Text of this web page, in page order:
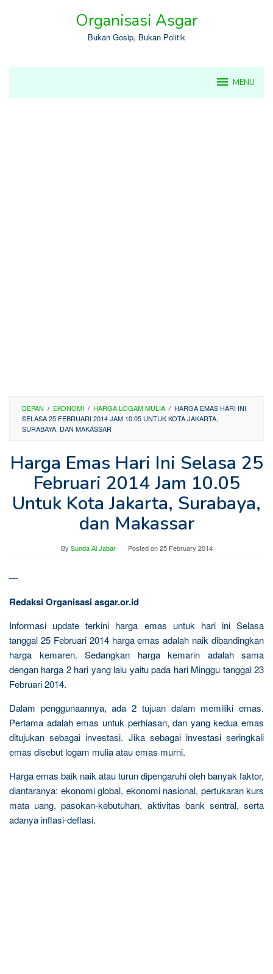
Organisasi Asgar
Bukan Gosip, Bukan Politik
MENU
DEPAN / EKONOMI / HARGA LOGAM MULIA / HARGA EMAS HARI INI
SELASA 25 FEBRUARI 2014 JAM 10.05 UNTUK KOTA JAKARTA,
SURABAYA, DAN MAKASSAR
Harga Emas Hari Ini Selasa 25
Februari 2014 Jam 10.05
Untuk Kota Jakarta, Surabaya,
dan Makassar
By Sunda Al Jabar Posted on25 February 2014
—
Redaksi Organisasi asgar.or.id
Informasi update terkini harga emas untuk hari ini Selasa
tanggal 25 Februari 2014 harga emas adalah naik dibandingkan
harga kemaren. Sedangkan harga kemarin adalah sama
dengan harga 2 hari yang lalu yaitu pada hari Minggu tanggal 23
Februari 2014.
Dalam penggunaannya, ada 2 tujuan dalam memiliki emas.
Pertama adalah emas untuk perhiasan, dan yang kedua emas
ditujukan sebagai investasi. Jika sebagai investasi seringkali
emas disebut logam mulia atau emas murni.
Harga emas baik naik atau turun dipengaruhi oleh banyak faktor,
diantaranya: ekonomi global, ekonomi nasional, pertukaran kurs
mata uang, pasokan-kebutuhan, aktivitas bank sentral, serta
adanya inflasi-deflasi.